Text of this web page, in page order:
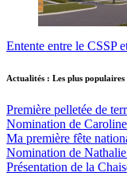
Entente entre le CSSP
Actualités : Les plus populaires
Première pelletée de
Nomination de
Ma première fête
Nomination de
Présentation de la